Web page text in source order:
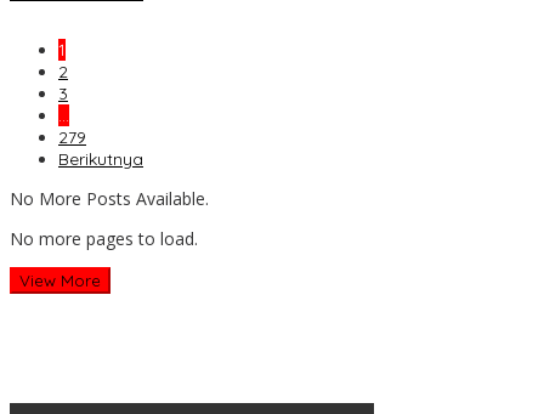
1
2
3
…
279
Berikutnya
No More Posts Available.
No more pages to load.
View More